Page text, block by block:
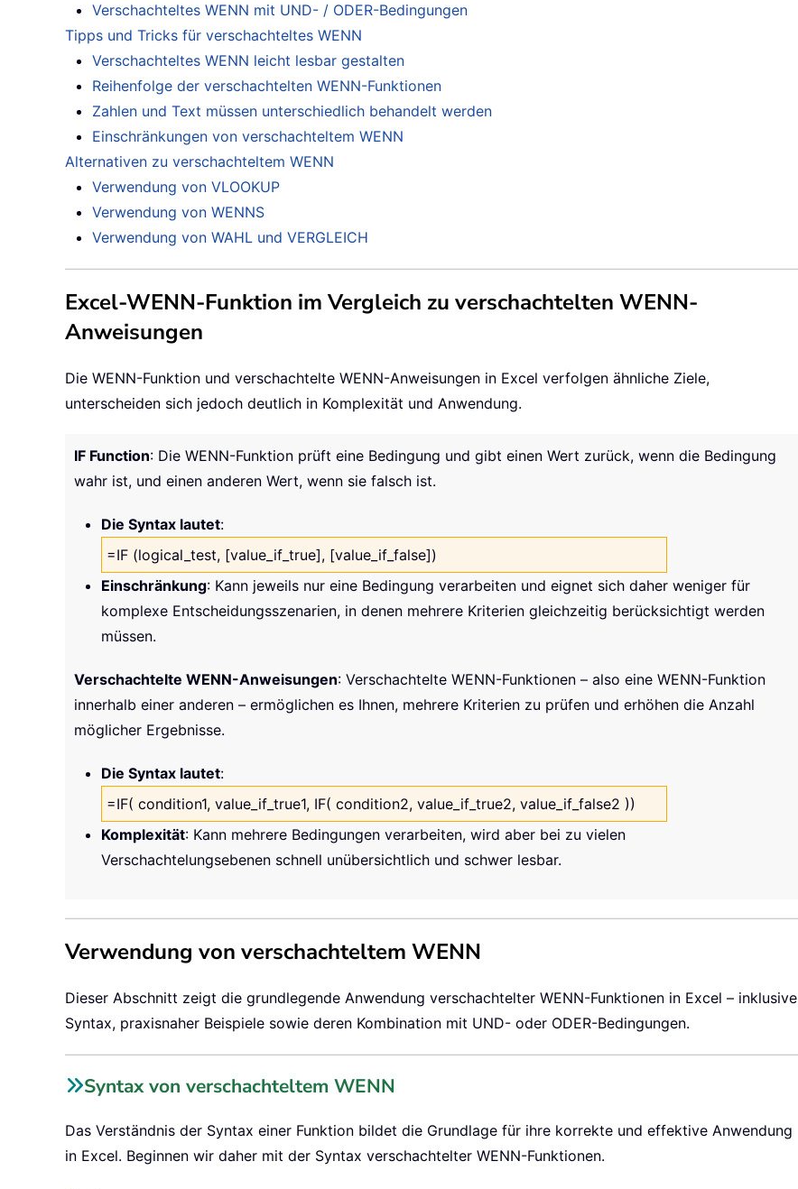
Verschachteltes WENN mit UND- / ODER-Bedingungen
Tipps und Tricks für verschachteltes WENN
Verschachteltes WENN leicht lesbar gestalten
Reihenfolge der verschachtelten WENN-Funktionen
Zahlen und Text müssen unterschiedlich behandelt werden
Einschränkungen von verschachteltem WENN
Alternativen zu verschachteltem WENN
Verwendung von VLOOKUP
Verwendung von WENNS
Verwendung von WAHL und VERGLEICH
Excel-WENN-Funktion im Vergleich zu verschachtelten WENN-
Anweisungen
Die WENN-Funktion und verschachtelte WENN-Anweisungen in Excel verfolgen ähnliche Ziele,
unterscheiden sich jedoch deutlich in Komplexität und Anwendung.
IF Function: Die WENN-Funktion prüft eine Bedingung und gibt einen Wert zurück, wenn die Bedingung
wahr ist, und einen anderen Wert, wenn sie falsch ist.
Die Syntax lautet:
=IF (logical_test, [value_if_true], [value_if_false])
Einschränkung: Kann jeweils nur eine Bedingung verarbeiten und eignet sich daher weniger für
komplexe Entscheidungsszenarien, in denen mehrere Kriterien gleichzeitig berücksichtigt werden
müssen.
Verschachtelte WENN-Anweisungen: Verschachtelte WENN-Funktionen – also eine WENN-Funktion
innerhalb einer anderen – ermöglichen es Ihnen, mehrere Kriterien zu prüfen und erhöhen die Anzahl
möglicher Ergebnisse.
Die Syntax lautet:
=IF( condition1, value_if_true1, IF( condition2, value_if_true2, value_if_false2 ))
Komplexität: Kann mehrere Bedingungen verarbeiten, wird aber bei zu vielen
Verschachtelungsebenen schnell unübersichtlich und schwer lesbar.
Verwendung von verschachteltem WENN
Dieser Abschnitt zeigt die grundlegende Anwendung verschachtelter WENN-Funktionen in Excel – inklusive
Syntax, praxisnaher Beispiele sowie deren Kombination mit UND- oder ODER-Bedingungen.
Syntax von verschachteltem WENN
Das Verständnis der Syntax einer Funktion bildet die Grundlage für ihre korrekte und effektive Anwendung
in Excel. Beginnen wir daher mit der Syntax verschachtelter WENN-Funktionen.